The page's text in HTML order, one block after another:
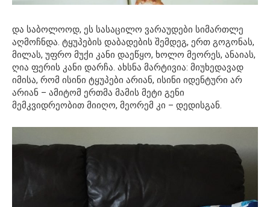
და საბოლოოდ, ეს სასაცილო ვარაუდები სიმართლე
აღმოჩნდა. ტყუპების დაბადების შემდეგ, ერთ გოგონას,
მილას, უფრო მუქი კანი დაეწყო, ხოლო მეორეს, ანაიას,
ღია ფერის კანი დარჩა. ახსნა მარტივია: მიუხედავად
იმისა, რომ ისინი ტყუპები არიან, ისინი იდენტური არ
არიან – ამიტომ ერთმა მამის მეტი გენი
მემკვიდრეობით მიიღო, მეორემ კი – დედისგან.